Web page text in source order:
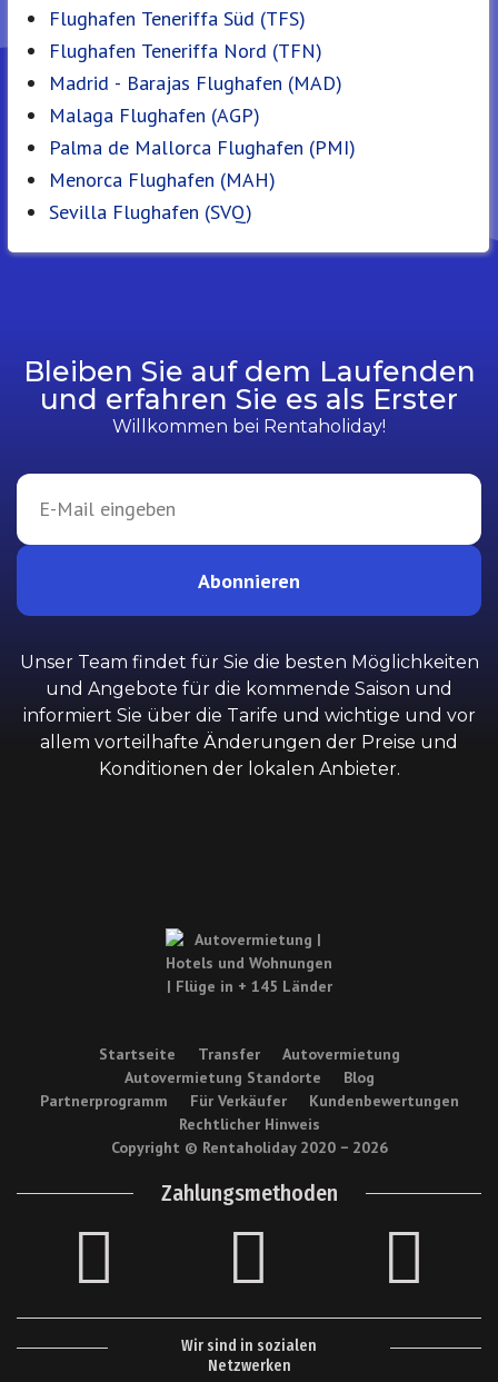
Flughafen Teneriffa Süd (TFS)
Flughafen Teneriffa Nord (TFN)
Madrid - Barajas Flughafen (MAD)
Malaga Flughafen (AGP)
Palma de Mallorca Flughafen (PMI)
Menorca Flughafen (MAH)
Sevilla Flughafen (SVQ)
Bleiben Sie auf dem Laufenden
und erfahren Sie es als Erster
Willkommen bei Rentaholiday!
Abonnieren
Unser Team findet für Sie die besten Möglichkeiten
und Angebote für die kommende Saison und
informiert Sie über die Tarife und wichtige und vor
allem vorteilhafte Änderungen der Preise und
Konditionen der lokalen Anbieter.
Startseite Transfer
Autovermietung
Autovermietung Standorte
Blog
Partnerprogramm
Für Verkäufer
Kundenbewertungen
Rechtlicher Hinweis
Copyright © Rentaholiday 2020 − 2026
Zahlungsmethoden
Wir sind in sozialen
Netzwerken